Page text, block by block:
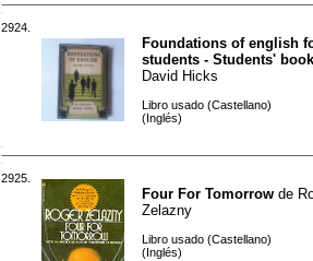
2924.
Foundations of english
students - Students'
David Hicks
Libro usado (Castellano)
(Inglés)
2925.
Four For Tomorrow de
Zelazny
Libro usado (Castellano)
(Inglés)